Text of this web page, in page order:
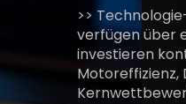
>>
verfügen über
investieren
Motoreffizienz,